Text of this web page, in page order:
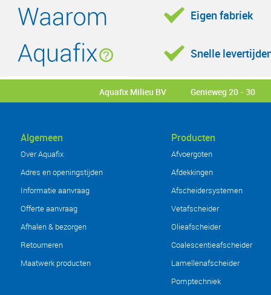
Eigen fabriek
Snelle
Aquafix Milieu BV Genieweg 20 - 30
Algemeen
Over Aquafix
Adres en openingstijden
Informatie aanvraag
Offerte aanvraag
Afhalen & bezorgen
Retourneren
Maatwerk producten
Producten
Afvoergoten
Afdekkingen
Afscheidersystemen
Vetafscheider
Olieafscheider
Coalescentieafscheider
Lamellenafscheider
Pomptechniek